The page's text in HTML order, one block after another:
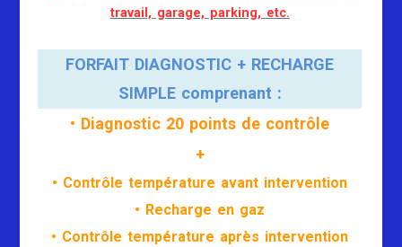
travail, garage, parking, etc.
FORFAIT DIAGNOSTIC + RECHARGE
SIMPLE comprenant :
• Diagnostic 20 points de contrôle
+
• Contrôle température avant intervention
• Recharge en gaz
• Contrôle température après intervention